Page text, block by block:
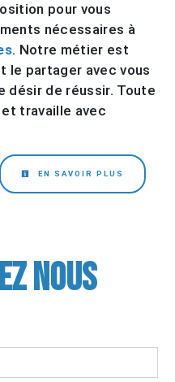
pour vous
nécessaires à
. Notre métier est
le partager avec vous
désir de réussir. Toute
travaille avec
EN SAVOIR PLUS
nous